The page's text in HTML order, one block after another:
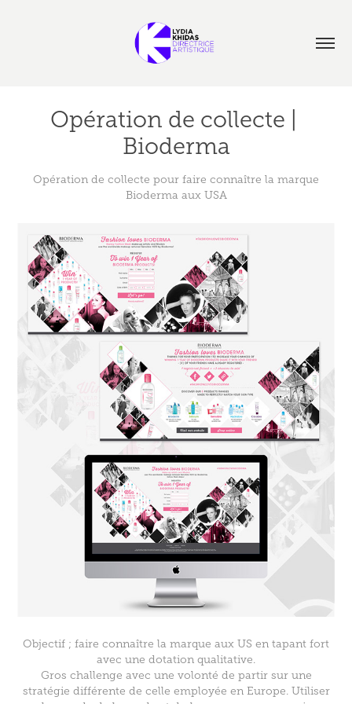
Opération de collecte |
Bioderma
Opération de collecte pour faire connaître la marque
Bioderma aux USA
Objectif ; faire connaître la marque aux US en tapant fort
avec une dotation qualitative.
Gros challenge avec une volonté de partir sur une
stratégie différente de celle employée en Europe. Utiliser